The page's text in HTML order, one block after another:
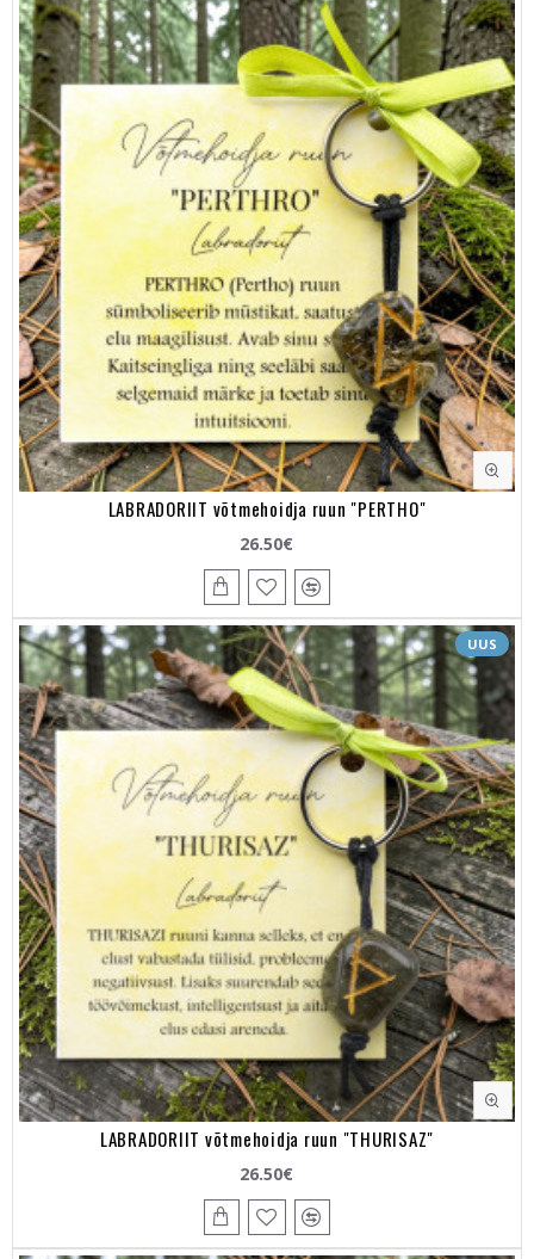
LABRADORIIT võtmehoidja ruun "PERTHO"
26.50€
UUS
LABRADORIIT võtmehoidja ruun "THURISAZ"
26.50€